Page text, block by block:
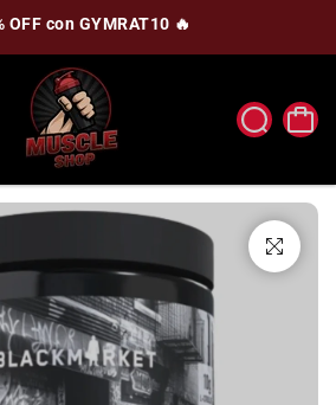
OFF con GYMRAT10 🔥